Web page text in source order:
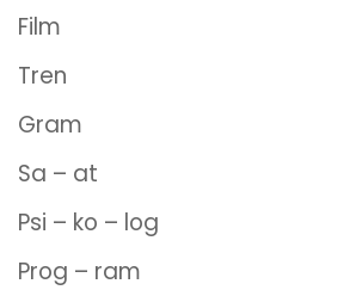
Film
Tren
Gram
Sa – at
Psi – ko – log
Prog – ram